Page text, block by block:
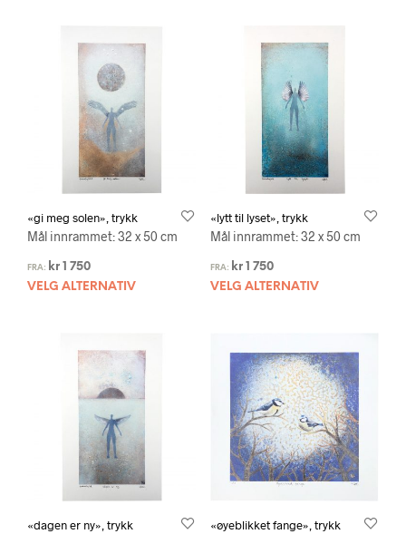
«gi meg solen», trykk
Mål innrammet: 32 x 50 cm
FRA: kr 1 750
VELG ALTERNATIV
«lytt til lyset», trykk
Mål innrammet: 32 x 50 cm
FRA: kr1 750
VELG ALTERNATIV
«dagen er ny», trykk «øyeblikket fange», trykk